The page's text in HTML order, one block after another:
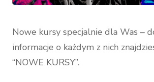
Nowe kursy specjalnie dla Was –
informacje o każdym z nich
“NOWE KURSY”.